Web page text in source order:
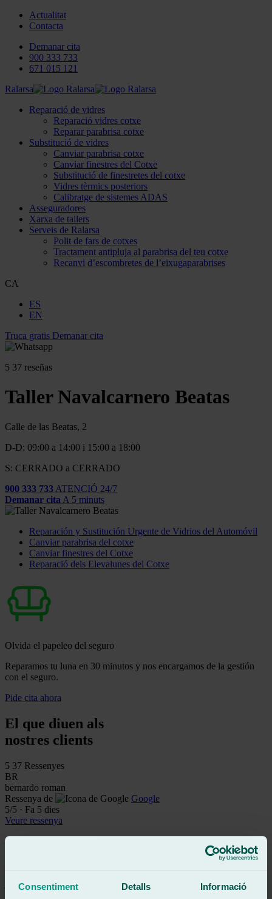
Consentiment Detalls Informació
Actualitat
Contacta
Demanar cita
900 333 733
671 015 121
Ralarsa
Reparació de vidres
Reparació vidres cotxe
Reparar parabrisa cotxe
Substitució de vidres
Canviar parabrisa cotxe
Canviar finestres del Cotxe
Substitució de finestretes del cotxe
Vidres tèrmics posteriors
Calibratge de sistemes ADAS
Asseguradores
Xarxa de tallers
Serveis de Ralarsa
Polit de fars de cotxes
Tractament antipluja al parabrisa del teu cotxe
Recanvi d’escombretes de l’eixugaparabrises
CA
ES
EN
Truca gratis Demanar cita
5 37 reseñas
Taller Navalcarnero Beatas
Calle de las Beatas, 2
D-D: 09:00 a 14:00 i 15:00 a 18:00
S: CERRADO a CERRADO
900 333 733 ATENCIÓ 24/7
Demanar cita A 5 minuts
Reparación y Sustitución Urgente de Vidrios del Automóvil
Canviar parabrisa del cotxe
Canviar finestres del Cotxe
Reparació dels Elevalunes del Cotxe
Olvida el papeleo del seguro
Reparamos tu luna en 30 minutos y nos encargamos de la gestión
con el seguro.
Pide cita ahora
El que diuen als
nostres clients
5 37 Ressenyes
BR
bernardo roman
Ressenya de
Google
5/5 · Fa 5 dies
Veure ressenya
Gran profesional, encantado con su trabajo.
jesús robles